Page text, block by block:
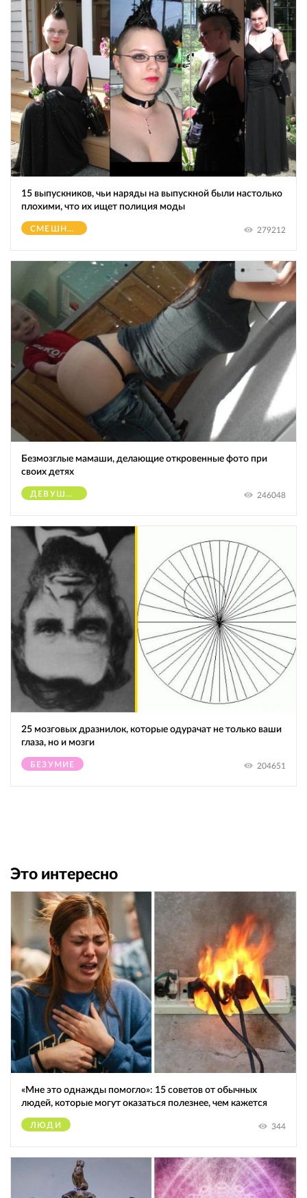
15 выпускников, чьи наряды на выпускной были настолько
плохими, что их ищет полиция моды
СМЕШНОЕ 279212
Безмозглые мамаши, делающие откровенные фото при
своих детях
ДЕВУШКИ 246048
25 мозговых дразнилок, которые одурачат не только ваши
глаза, но и мозги
БЕЗУМИЕ 204651
Это интересно
«Мне это однажды помогло»: 15 советов от обычных
людей, которые могут оказаться полезнее, чем кажется
ЛЮДИ 344